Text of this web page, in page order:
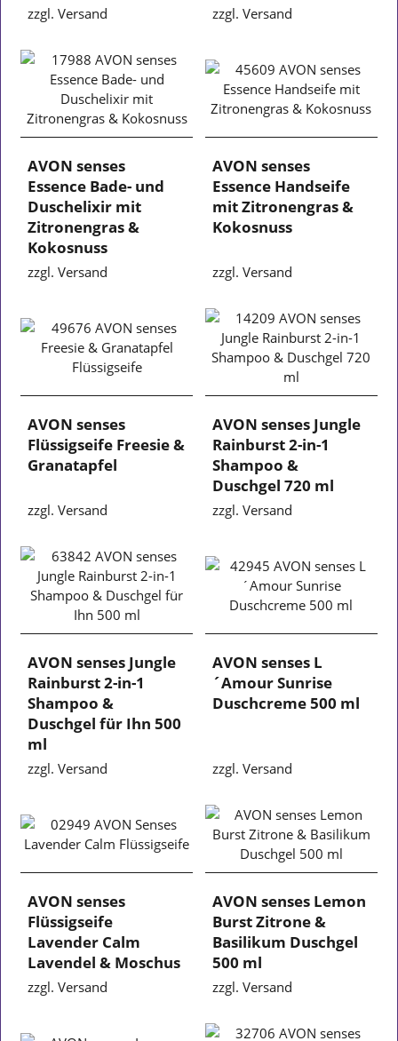
zzgl. Versand zzgl. Versand
AVON senses
Essence Bade- und
Duschelixir mit
Zitronengras &
Kokosnuss
zzgl. Versand
AVON senses
Essence Handseife
mit Zitronengras &
Kokosnuss
zzgl. Versand
AVON senses
Flüssigseife Freesie &
Granatapfel
zzgl. Versand
AVON senses Jungle
Rainburst 2-in-1
Shampoo &
Duschgel 720 ml
zzgl. Versand
AVON senses Jungle
Rainburst 2-in-1
Shampoo &
Duschgel für Ihn 500
ml
zzgl. Versand
AVON senses L
´Amour Sunrise
Duschcreme 500 ml
zzgl. Versand
AVON senses
Flüssigseife
Lavender Calm
Lavendel & Moschus
zzgl. Versand
AVON senses Lemon
Burst Zitrone &
Basilikum Duschgel
500 ml
zzgl. Versand